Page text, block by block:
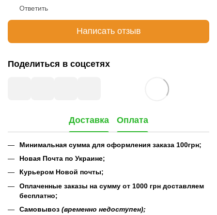
Ответить
Написать отзыв
Поделиться в соцсетях
Доставка Оплата
Минимальная сумма для оформления заказа 100грн;
Новая Почта по Украине;
Курьером Новой почты;
Оплаченные заказы на сумму от 1000 грн доставляем
бесплатно;
Самовывоз (временно недоступен);